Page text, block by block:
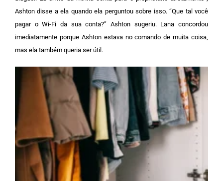
Ashton disse a ela quando ela perguntou sobre isso. “Que tal você
pagar o Wi-Fi da sua conta?” Ashton sugeriu. Lana concordou
imediatamente porque Ashton estava no comando de muita coisa,
mas ela também queria ser útil.